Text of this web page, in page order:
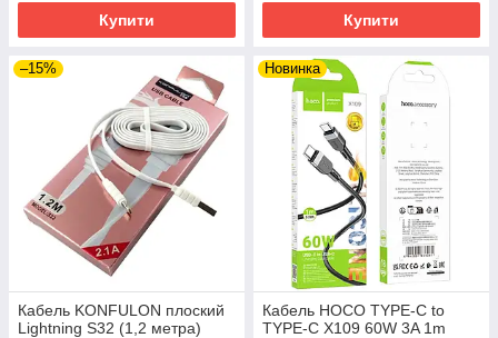
Купити Купити
–15%
Кабель KONFULON плоский
Lightning S32 (1,2 метра)
Новинка
Кабель HOCO TYPE-C to
TYPE-C X109 60W 3A 1m